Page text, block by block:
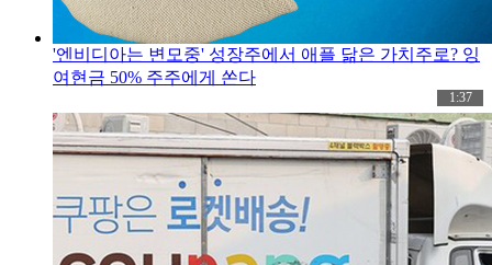
'엔비디아는 변모중' 성장주에서 애플 닮은 가치주로? 잉
여현금 50% 주주에게 쏜다
1:37